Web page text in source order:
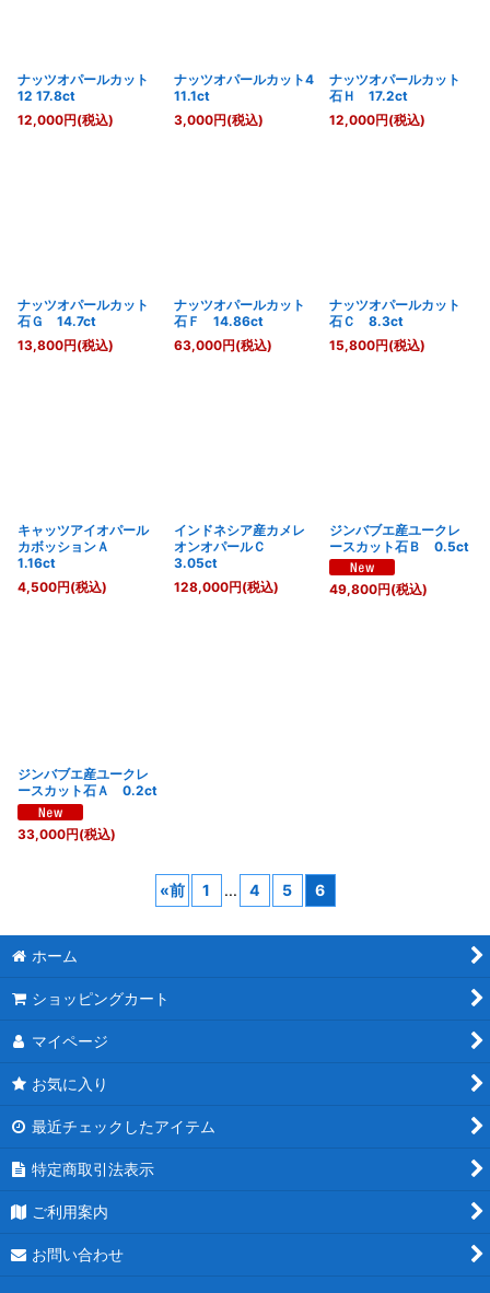
ナッツオパールカット
12 17.8ct
12,000円(税込)
ナッツオパールカット4
11.1ct
3,000円(税込)
ナッツオパールカット
石Ｈ 17.2ct
12,000円(税込)
ナッツオパールカット
石Ｇ 14.7ct
13,800円(税込)
ナッツオパールカット
石Ｆ 14.86ct
63,000円(税込)
ナッツオパールカット
石Ｃ 8.3ct
15,800円(税込)
キャッツアイオパール
カボッションＡ
1.16ct
4,500円(税込)
インドネシア産カメレ
オンオパールＣ
3.05ct
128,000円(税込)
ジンバブエ産ユークレ
ースカット石Ｂ 0.5ct
49,800円(税込)
ジンバブエ産ユークレ
ースカット石Ａ 0.2ct
33,000円(税込)
«前 1 ... 4 5 6
ホーム
ショッピングカート
マイページ
お気に入り
最近チェックしたアイテム
特定商取引法表示
ご利用案内
お問い合わせ